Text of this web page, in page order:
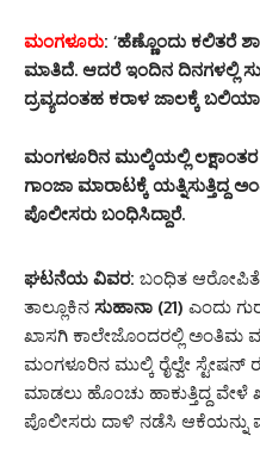
ಮಂಗಳೂರು: ‘ಹೆಣ್ಣೊಂದು ಕಲಿತರೆ
ಮಾತಿದೆ. ಆದರೆ ಇಂದಿನ ದಿನಗಳಲ್ಲಿ
ದ್ರವ್ಯದಂತಹ ಕರಾಳ ಜಾಲಕ್ಕೆ
ಮಂಗಳೂರಿನ ಮುಲ್ಕಿಯಲ್ಲಿ
ಗಾಂಜಾ ಮಾರಾಟಕ್ಕೆ
ಪೊಲೀಸರು ಬಂಧಿಸಿದ್ದಾರೆ.
ಘಟನೆಯ ವಿವರ: ಬಂಧಿತ
ತಾಲ್ಲೂಕಿನ ಸುಹಾನಾ (21) ಎಂದು
ಖಾಸಗಿ ಕಾಲೇಜೊಂದರಲ್ಲಿ ಅಂತಿಮ
ಮಂಗಳೂರಿನ ಮುಲ್ಕಿ ರೈಲ್ವೇ ಸ್ಟೇಷನ್
ಮಾಡಲು ಹೊಂಚು ಹಾಕುತ್ತಿದ್ದ
ಪೊಲೀಸರು ದಾಳಿ ನಡೆಸಿ ಆಕೆಯನ್ನು